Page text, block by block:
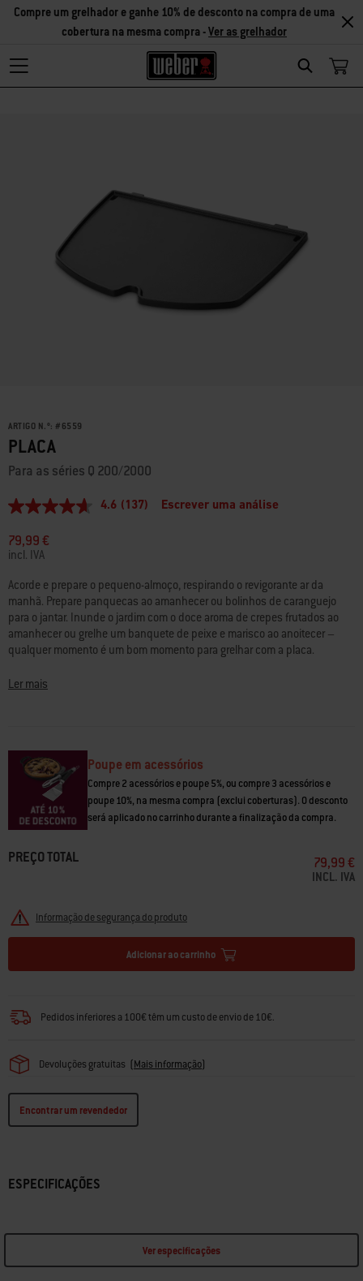
Search
Compre um grelhador e ganhe 10% de desconto na compra de uma
cobertura na mesma compra -Ver as grelhador
ARTIGO N.º: # 6559
PLACA
Para as séries Q 200/2000
4.6
5
estrelas,
valor
médio
de
classificação.
Read
137
Reviews.
Link
a
mesma
4.6 (137) Escrever uma análise
79,99 €
incl. IVA
Acorde e prepare o pequeno-almoço, respirando o revigorante ar da
manhã. Prepare panquecas ao amanhecer ou bolinhos de caranguejo
para o jantar. Inunde o jardim com o doce aroma de crepes frutados ao
amanhecer ou grelhe um banquete de peixe e marisco ao anoitecer –
qualquer momento é um bom momento para grelhar com a placa.
Ler mais
Poupe em acessórios
Compre 2 acessórios e poupe 5%, ou compre 3 acessórios e
poupe 10%, na mesma compra (exclui coberturas). O desconto
será aplicado no carrinho durante a finalização da compra.
PREÇO TOTAL 79,99 €
INCL. IVA
Informação de segurança do produto
Adicionar ao carrinho
Pedidos inferiores a 100€ têm um custo de envio de 10€.
Devoluções gratuitas (Mais informação)
Encontrar um revendedor
ESPECIFICAÇÕES
Ver especificações